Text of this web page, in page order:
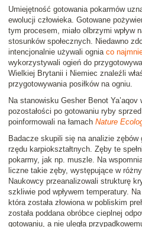
Umiejętność gotowania pokarmów
ewolucji człowieka. Gotowane
tym procesem, miało olbrzymi wpływ
stosunków społecznych. Niedawno
intencjonalnie używali ognia co
wykorzystywali ogień do
Wielkiej Brytanii i Niemiec znaleźli
przygotowywania posiłków na ogniu.
Na stanowisku Gesher Benot
pozostałości po gotowaniu ryby
poinformowali na łamach Nature
Badacze skupili się na analizie zębów
rzędu karpiokształtnych. Zęby te
pokarmy, jak np. muszle. Na
liczne takie zęby, występujące w
Naukowcy przeanalizowali strukturę
szkliwie pod wpływem temperatury.
która została złowiona w pobliskim
została poddana obróbce cieplnej
gotowaniu, a nie uległa